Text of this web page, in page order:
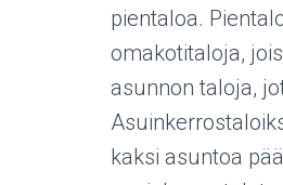
pientaloa.
omakotitaloja,
asunnon taloja,
kaksi asuntoa